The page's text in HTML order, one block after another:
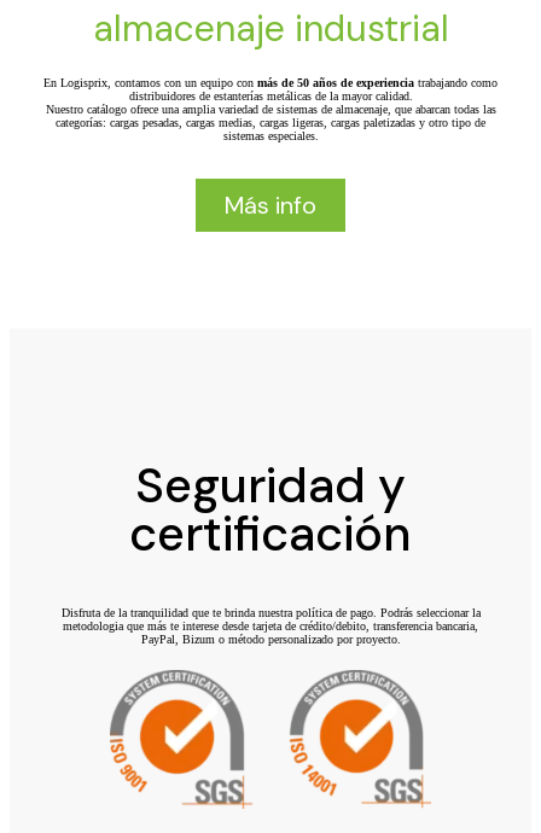
almacenaje industrial
En Logisprix, contamos con un equipo con más de 50 años de experiencia trabajando como
distribuidores de estanterías metálicas de la mayor calidad.
Nuestro catálogo ofrece una amplia variedad de sistemas de almacenaje, que abarcan todas las
categorías: cargas pesadas, cargas medias, cargas ligeras, cargas paletizadas y otro tipo de
sistemas especiales.
Más info
Seguridad y
certificación
Disfruta de la tranquilidad que te brinda nuestra política de pago. Podrás seleccionar la
metodologia que más te interese desde tarjeta de crédito/debito, transferencia bancaria,
PayPal, Bizum o método personalizado por proyecto.